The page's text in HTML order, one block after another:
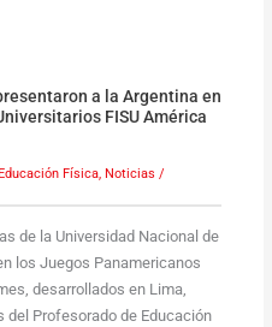
a la Argentina en
FISU América
Educación Física, Noticias /
de la Universidad Nacional de
los Juegos Panamericanos
desarrollados en Lima,
del Profesorado de Educación